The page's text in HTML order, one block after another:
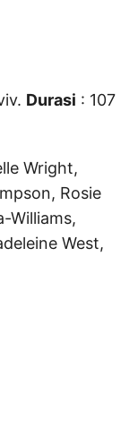
Durasi : 107
Wright,
Rosie
Williams,
West,